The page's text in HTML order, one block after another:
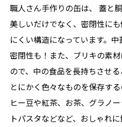
職人さん手作りの缶は、 蓋と
美しいだけでなく、密閉性に
にくい構造になっています。
密閉性も！また、ブリキの素
ので、中の食品を長持ちさせる
とにかく色々なものを保存す
ヒー豆や紅茶、お茶、グラノ
トパスタなどなど、おしゃれ